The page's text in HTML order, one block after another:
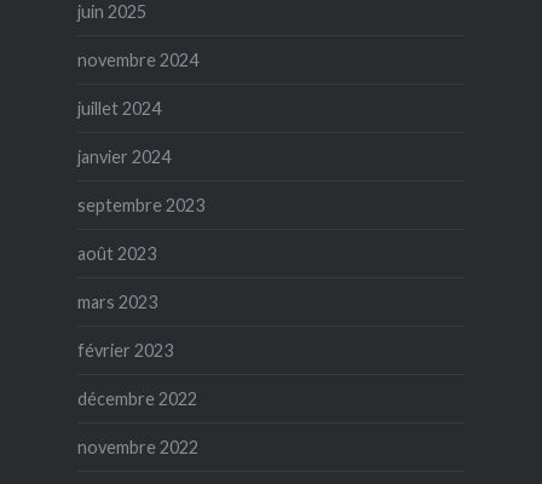
juin 2025
novembre 2024
juillet 2024
janvier 2024
septembre 2023
août 2023
mars 2023
février 2023
décembre 2022
novembre 2022